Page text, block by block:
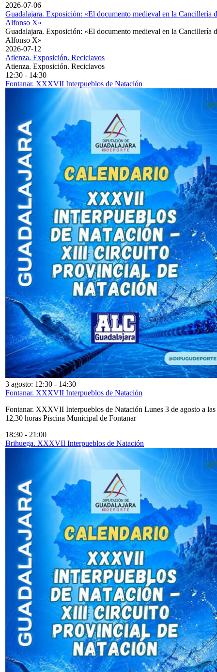
2026-07-06
Guadalajara. Exposición: «El documento medieval en la Cancillería
Alfonso X»
Guadalajara. Exposición: «El documento medieval en la Cancillería
Alfonso X»
2026-07-12
Atienza. Exposición. Reciclavos
Atienza. Exposición. Reciclavos
12:30 - 14:30
Fontanar. XXXVII Interpueblos de Natación
3 agosto: 12:30 - 14:30
Fontanar. XXXVII Interpueblos de Natación
Fontanar. XXXVII Interpueblos de Natación Lunes 3 de agosto a las
12,30 horas Piscina Municipal de Fontanar
18:30 - 21:00
Brihuega. XXXVII Interpueblos de Natación